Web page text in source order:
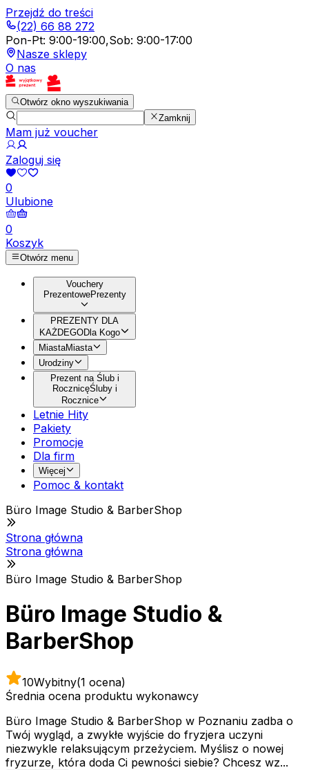
Przejdź do treści
(22) 66 88 272
Pon-Pt: 9:00-19:00,Sob: 9:00-17:00
Nasze sklepy
O nas
Otwórz okno wyszukiwania
Zamknij
Mam już voucher
Zaloguj się
0
Ulubione
0
Koszyk
Otwórz menu
Vouchery
PrezentowePrezenty
PREZENTY DLA
KAŻDEGODla Kogo
MiastaMiasta
Urodziny
Prezent na Ślub i
RocznicęŚluby i
Rocznice
Letnie Hity
Pakiety
Promocje
Dla firm
Więcej
Pomoc & kontakt
Büro Image Studio & BarberShop
Strona główna
Strona główna
Büro Image Studio & BarberShop
Büro Image Studio &
BarberShop
10Wybitny(1 ocena)
Średnia ocena produktu wykonawcy
Büro Image Studio & BarberShop w Poznaniu zadba o
Twój wygląd, a zwykłe wyjście do fryzjera uczyni
niezwykle relaksującym przeżyciem. Myślisz o nowej
fryzurze, która doda Ci pewności siebie? Chcesz wz...